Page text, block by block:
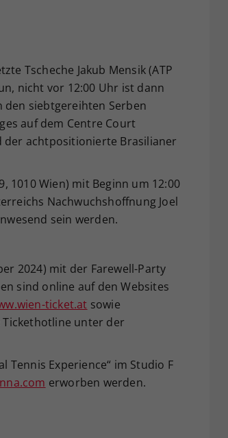
Tscheche Jakub Mensik (ATP
nicht vor 12:00 Uhr ist dann
den siebtgereihten Serben
auf dem Centre Court
der achtpositionierte Brasilianer
1010 Wien) mit Beginn um 12:00
Nachwuchshoffnung Joel
sein werden.
2024) mit der Farewell-Party
sind online auf den Websites
ticket.at sowie
unter der
Tennis Experience“ im Studio F
erworben werden.